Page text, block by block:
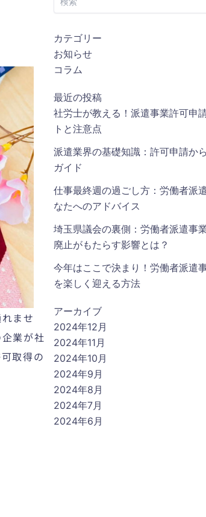
ませ
業が社
取得の
索
カテゴリー
お知らせ
コラム
最近の投稿
社労士が教える！派遣事業許可申
トと注意点
派遣業界の基礎知識：許可申請か
ガイド
仕事最終週の過ごし方：労働者派
なたへのアドバイス
埼玉県議会の裏側：労働者派遣事
廃止がもたらす影響とは？
今年はここで決まり！労働者派遣
を楽しく迎える方法
アーカイブ
2024年12月
2024年11月
2024年10月
2024年9月
2024年8月
2024年7月
2024年6月